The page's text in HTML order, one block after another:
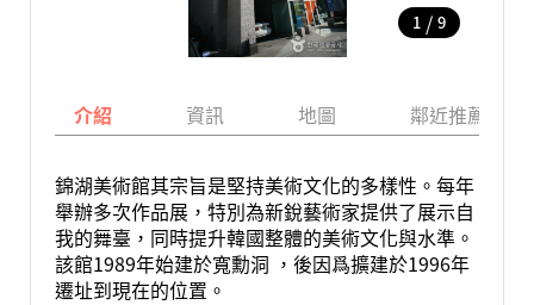
1 / 9
介紹 資訊 地圖 鄰近推薦景點
錦湖美術館其宗旨是堅持美術文化的多樣性。每年
舉辦多次作品展，特別為新銳藝術家提供了展示自
我的舞臺，同時提升韓國整體的美術文化與水準。
該館1989年始建於寬勳洞 ，後因爲擴建於1996年
遷址到現在的位置。